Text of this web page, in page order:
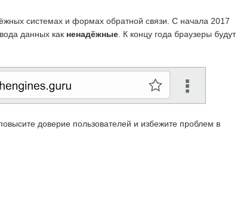
системах и формах обратной связи. С начала 2017
данных как ненадёжные . К концу года браузеры будут
доверие пользователей и избежите проблем в